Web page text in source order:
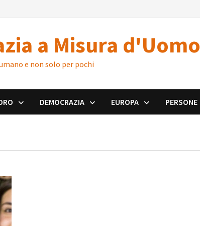
a Misura d'Uomo
e non solo per pochi
DEMOCRAZIA EUROPA PERSONE